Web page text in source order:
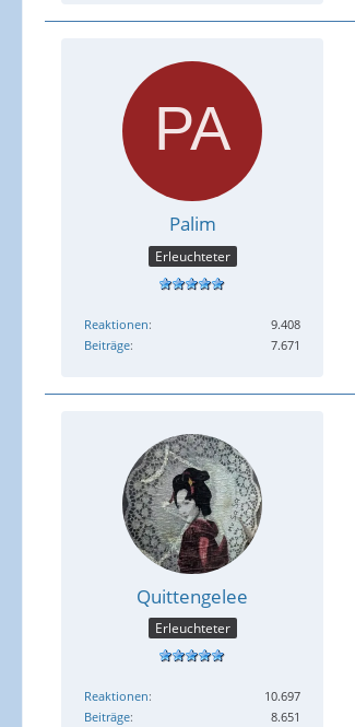
Palim
Erleuchteter
Reaktionen
9.408
Beiträge
7.671
Quittengelee
Erleuchteter
Reaktionen
10.697
Beiträge
8.651